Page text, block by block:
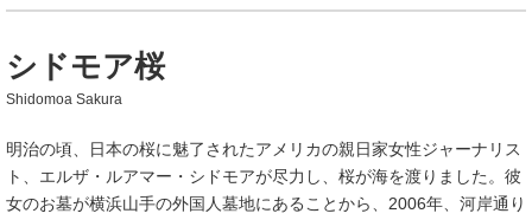
シドモア桜
Shidomoa Sakura
明治の頃、日本の桜に魅了されたアメリカの親日家女性ジャーナリス
ト、エルザ・ルアマー・シドモアが尽力し、桜が海を渡りました。彼
女のお墓が横浜山手の外国人墓地にあることから、2006年、河岸通り